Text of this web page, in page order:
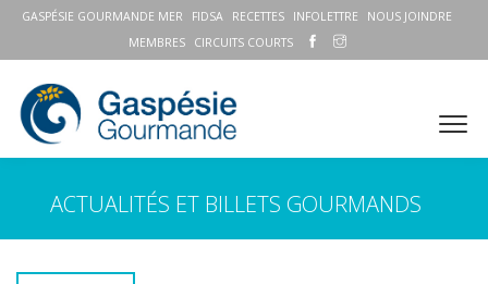
GASPÉSIE GOURMANDE MER FIDSA RECETTES INFOLETTRE
NOUS JOINDRE
MEMBRES
CIRCUITS COURTS
ACTUALITÉS ET BILLETS GOURMANDS